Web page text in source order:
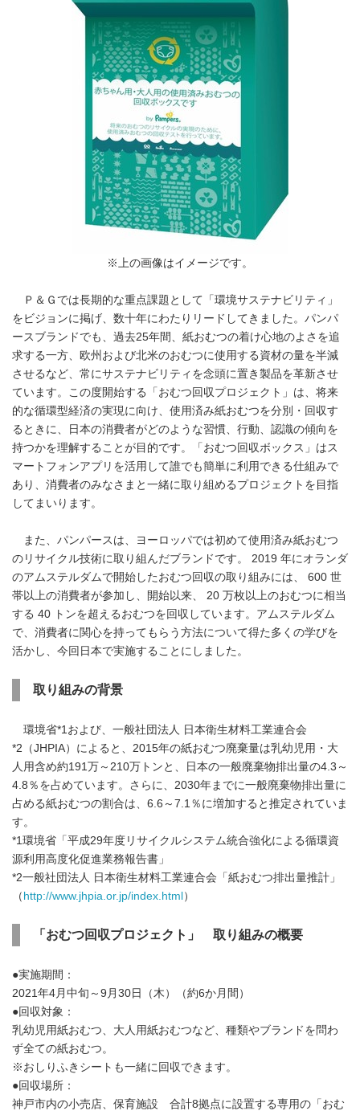
※上の画像はイメージです。
Ｐ＆Ｇでは長期的な重点課題として「環境サステナビリティ」
をビジョンに掲げ、数十年にわたりリードしてきました。パンパ
ースブランドでも、過去25年間、紙おむつの着け心地のよさを追
求する一方、欧州および北米のおむつに使用する資材の量を半減
させるなど、常にサステナビリティを念頭に置き製品を革新させ
ています。この度開始する「おむつ回収プロジェクト」は、将来
的な循環型経済の実現に向け、使用済み紙おむつを分別・回収す
るときに、日本の消費者がどのような習慣、行動、認識の傾向を
持つかを理解することが目的です。「おむつ回収ボックス」はス
マートフォンアプリを活用して誰でも簡単に利用できる仕組みで
あり、消費者のみなさまと一緒に取り組めるプロジェクトを目指
してまいります。
また、パンパースは、ヨーロッパでは初めて使用済み紙おむつ
のリサイクル技術に取り組んだブランドです。 2019 年にオランダ
のアムステルダムで開始したおむつ回収の取り組みには、 600 世
帯以上の消費者が参加し、開始以来、 20 万枚以上のおむつに相当
する 40 トンを超えるおむつを回収しています。アムステルダム
で、消費者に関心を持ってもらう方法について得た多くの学びを
活かし、今回日本で実施することにしました。
取り組みの背景
環境省*1および、一般社団法人 日本衛生材料工業連合会
*2（JHPIA）によると、2015年の紙おむつ廃棄量は乳幼児用・大
人用含め約191万～210万トンと、日本の一般廃棄物排出量の4.3～
4.8％を占めています。さらに、2030年までに一般廃棄物排出量に
占める紙おむつの割合は、6.6～7.1％に増加すると推定されていま
す。
*1環境省「平成29年度リサイクルシステム統合強化による循環資
源利用高度化促進業務報告書」
*2一般社団法人 日本衛生材料工業連合会「紙おむつ排出量推計」
（ http://www.jhpia.or.jp/index.html ）
「おむつ回収プロジェクト」 取り組みの概要
●実施期間：
2021年4月中旬～9月30日（木）（約6か月間）
●回収対象：
乳幼児用紙おむつ、大人用紙おむつなど、種類やブランドを問わ
ず全ての紙おむつ。
※おしりふきシートも一緒に回収できます。
●回収場所：
神戸市内の小売店、保育施設 合計8拠点に設置する専用の「おむ